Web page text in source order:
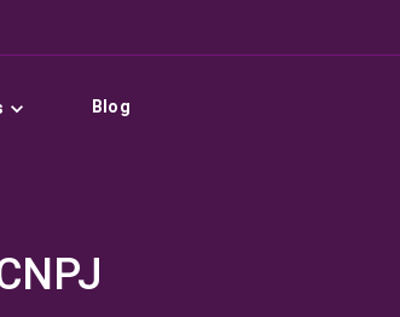
Blog